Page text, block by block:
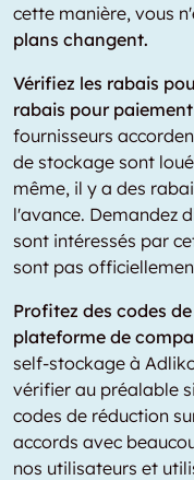
cette manière, vous
plans changent.
Vérifiez les rabais
rabais pour
fournisseurs
de stockage sont
même, il y a des
l'avance. Demandez
sont intéressés par
sont pas
Profitez des codes
plateforme de
self-stockage à
vérifier au préalable
codes de réduction
accords avec
nos utilisateurs et